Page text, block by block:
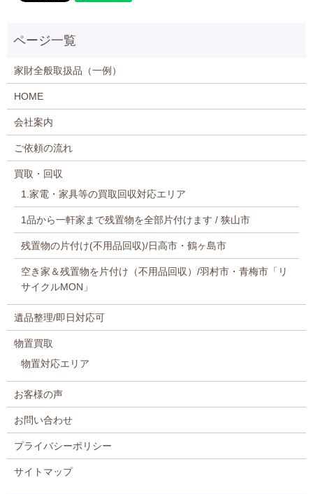
家財全般取扱品（一例）
HOME
会社案内
ご依頼の流れ
買取・回収
1.家電・家具等の買取回収対応エリア
1品から一軒家まで残置物を全部片付けます / 狭山市
残置物の片付け(不用品回収)/日高市・鶴ヶ島市
空き家＆残置物を片付け（不用品回収）/羽村市・青梅市「リ
サイクルMON」
遺品整理/即日対応可
物置買取
物置対応エリア
お客様の声
お問い合わせ
プライバシーポリシー
サイトマップ